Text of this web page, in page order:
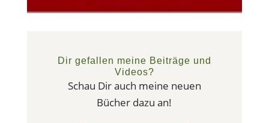
Dir gefallen meine Beiträge und
Videos?
Schau Dir auch meine neuen
Bücher dazu an!